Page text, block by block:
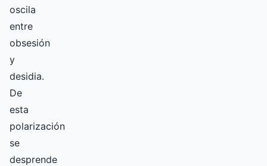
oscila
entre
obsesión
y
desidia.
De
esta
polarización
se
desprende